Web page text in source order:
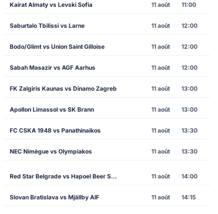
Kairat Almaty vs Levski Sofia 11 août 11:00
Saburtalo Tbilissi vs Larne 11 août 12:00
Bodo/Glimt vs Union Saint Gilloise 11 août 12:00
Sabah Masazir vs AGF Aarhus 11 août 12:00
FK Zalgiris Kaunas vs Dinamo Zagreb 11 août 13:00
Apollon Limassol vs SK Brann 11 août 13:00
FC CSKA 1948 vs Panathinaikos 11 août 13:30
NEC Nimègue vs Olympiakos 11 août 13:30
Red Star Belgrade vs Hapoel Beer Sheva 11 août 14:00
Slovan Bratislava vs Mjällby AIF 11 août 14:15